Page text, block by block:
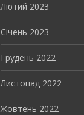
Лютий 2023
Січень 2023
Грудень 2022
Листопад 2022
Жовтень 2022